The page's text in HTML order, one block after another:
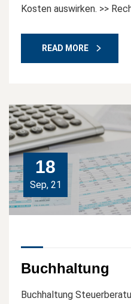
Kosten auswirken. >>
READ MORE
18
Sep, 21
Buchhaltung
Buchhaltung